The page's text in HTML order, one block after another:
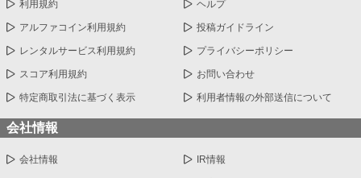
利用規約 ヘルプ
アルファコイン利用規約 投稿ガイドライン
レンタルサービス利用規約 プライバシーポリシー
スコア利用規約 お問い合わせ
特定商取引法に基づく表示 利用者情報の外部送信について
会社情報
会社情報 IR情報